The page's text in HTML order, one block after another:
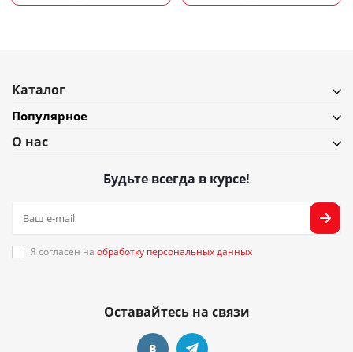
Каталог
Популярное
О нас
Будьте всегда в курсе!
Я согласен на обработку персональных данных
Оставайтесь на связи